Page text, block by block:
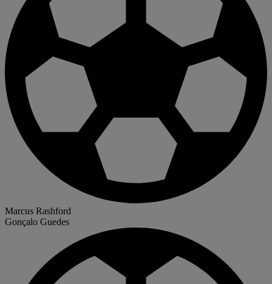
Marcus Rashford
Gonçalo Guedes